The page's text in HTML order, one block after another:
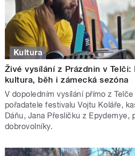
Kultura
Živé vysílání z Prázdnin v Telči:
kultura, běh i zámecká sezóna
V dopoledním vysílání přímo z
pořadatele festivalu Vojtu Koláře,
Dáňu, Jana Přesličku z Epydemye,
dobrovolníky.